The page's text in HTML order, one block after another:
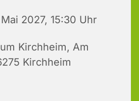
2027, 15:30 Uhr
Kirchheim, Am
Kirchheim